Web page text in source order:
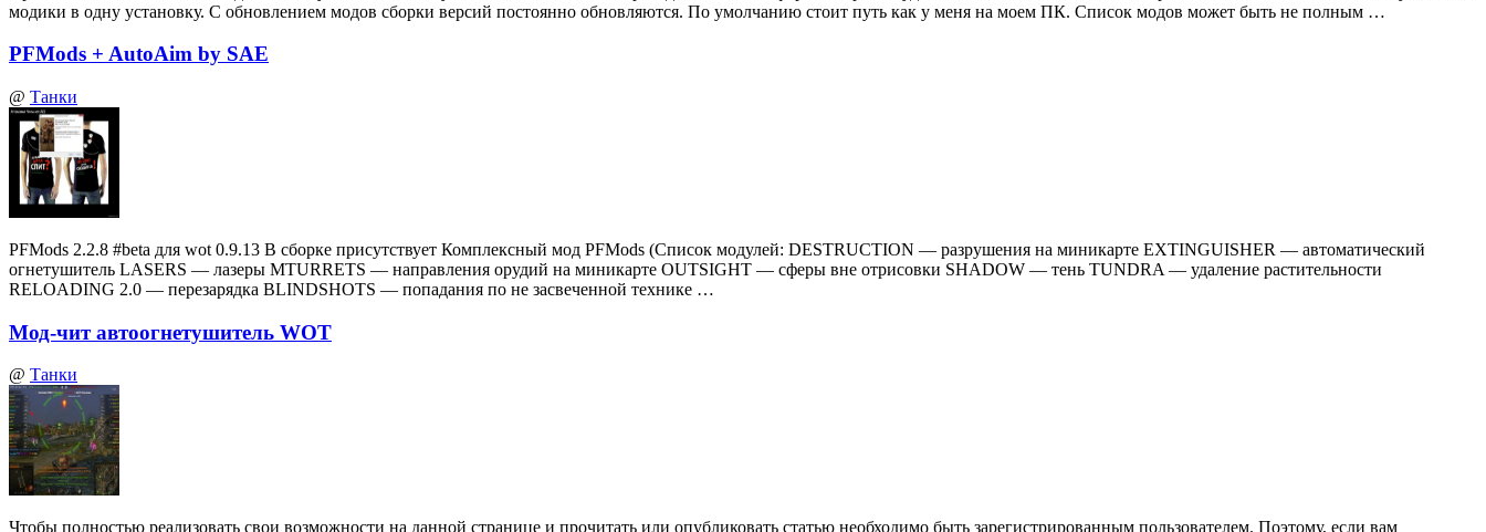
модики в одну установку. С обновлением модов сборки версий постоянно обновляются. По умолчанию стоит путь как у меня на моем ПК. Список модов может быть не полным …
PFMods + AutoAim by SAE
@ Танки
PFMods 2.2.8 #beta для wot 0.9.13 В сборке присутствует Комплексный мод PFMods (Список модулей: DESTRUCTION — разрушения на миникарте EXTINGUISHER — автоматический
огнетушитель LASERS — лазеры MTURRETS — направления орудий на миникарте OUTSIGHT — сферы вне отрисовки SHADOW — тень TUNDRA — удаление растительности
RELOADING 2.0 — перезарядка BLINDSHOTS — попадания по не засвеченной технике …
Мод-чит автоогнетушитель WOT
@ Танки
Чтобы полностью реализовать свои возможности на данной странице и прочитать или опубликовать статью необходимо быть зарегистрированным пользователем. Поэтому, если вам